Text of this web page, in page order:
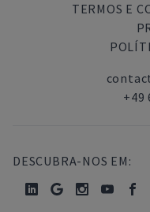
TERMOS E
+49
DESCUBRA-NOS EM: